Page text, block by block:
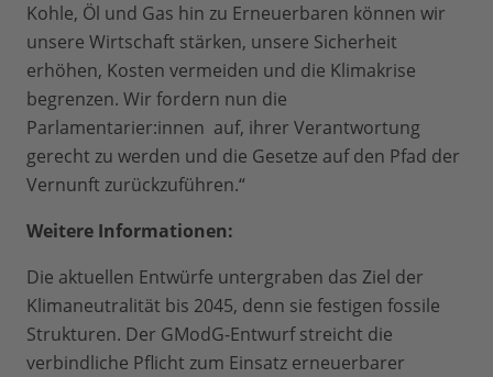
Kohle, Öl und Gas hin zu Erneuerbaren können wir
unsere Wirtschaft stärken, unsere Sicherheit
erhöhen, Kosten vermeiden und die Klimakrise
begrenzen. Wir fordern nun die
Parlamentarier:innen auf, ihrer Verantwortung
gerecht zu werden und die Gesetze auf den Pfad der
Vernunft zurückzuführen.“
Weitere Informationen:
Die aktuellen Entwürfe untergraben das Ziel der
Klimaneutralität bis 2045, denn sie festigen fossile
Strukturen. Der GModG-Entwurf streicht die
verbindliche Pflicht zum Einsatz erneuerbarer